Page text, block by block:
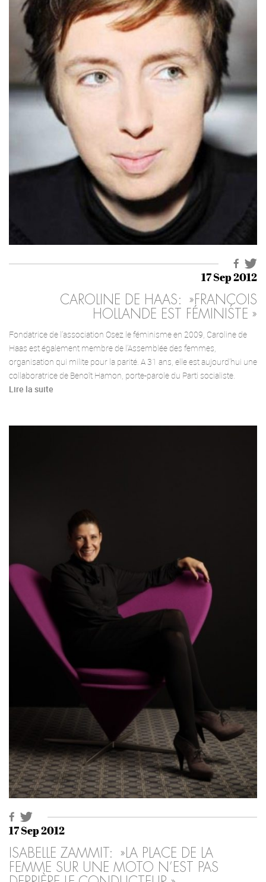
17 Sep 2012
CAROLINE DE HAAS: »FRANÇOIS
HOLLANDE EST FÉMINISTE »
Fondatrice de l’association Osez le féminisme en 2009, Caroline de
Haas est également membre de l’Assemblée des femmes,
organisation qui milite pour la parité. A 31 ans, elle est aujourd’hui une
collaboratrice de Benoît Hamon, porte-parole du Parti socialiste.
Lire la suite
17 Sep 2012
ISABELLE ZAMMIT: »LA PLACE DE LA
FEMME SUR UNE MOTO N’EST PAS